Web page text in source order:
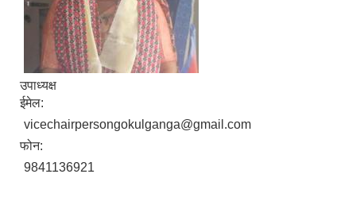
उपाध्यक्ष
ईमेल:
vicechairpersongokulganga@gmail.com
फोन:
9841136921